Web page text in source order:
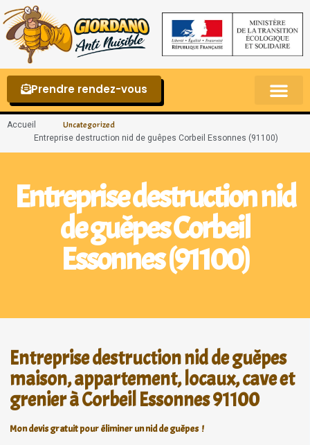
Prendre rendez-vous
Accueil Uncategorized
Entreprise destruction nid de guêpes Corbeil Essonnes (91100)
Entreprise destruction nid
de guêpes Corbeil
Essonnes (91100)
Entreprise destruction nid de guêpes
maison, appartement, locaux, cave et
grenier à Corbeil Essonnes 91100
Mon devis gratuit pour éliminer un nid de guêpes !